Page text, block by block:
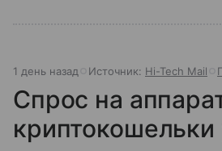
1 день назад Источник: Hi-Tech Mail
Спрос на
криптокошельки